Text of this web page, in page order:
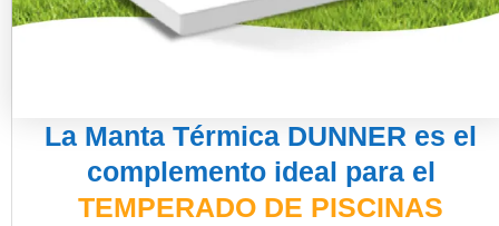
La Manta Térmica DUNNER es el
complemento ideal para el
TEMPERADO DE PISCINAS